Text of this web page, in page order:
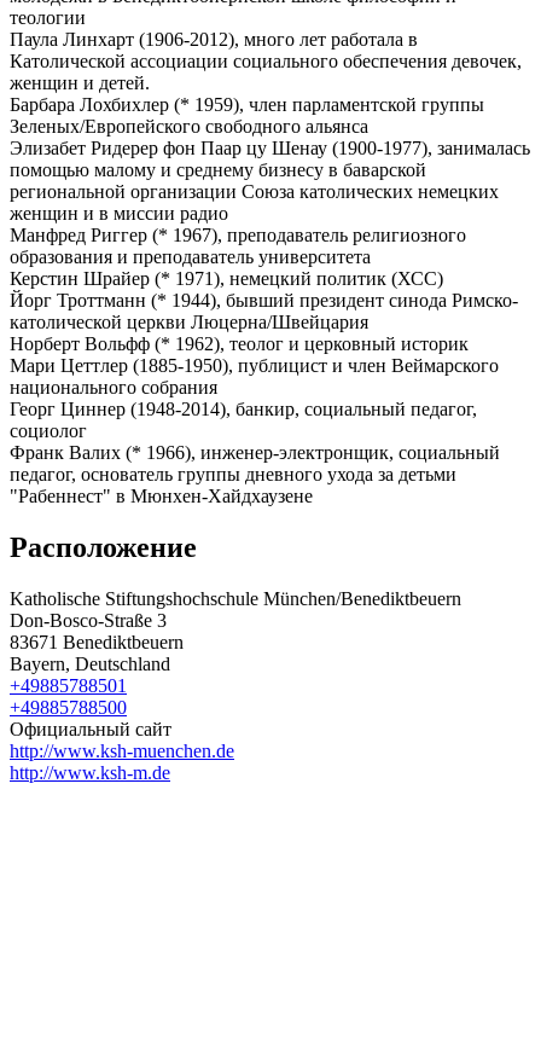
теологии
Паула Линхарт (1906-2012), много лет работала в
Католической ассоциации социального обеспечения девочек,
женщин и детей.
Барбара Лохбихлер (* 1959), член парламентской группы
Зеленых/Европейского свободного альянса
Элизабет Ридерер фон Паар цу Шенау (1900-1977), занималась
помощью малому и среднему бизнесу в баварской
региональной организации Союза католических немецких
женщин и в миссии радио
Манфред Риггер (* 1967), преподаватель религиозного
образования и преподаватель университета
Керстин Шрайер (* 1971), немецкий политик (ХСС)
Йорг Троттманн (* 1944), бывший президент синода Римско-
католической церкви Люцерна/Швейцария
Норберт Вольфф (* 1962), теолог и церковный историк
Мари Цеттлер (1885-1950), публицист и член Веймарского
национального собрания
Георг Циннер (1948-2014), банкир, социальный педагог,
социолог
Франк Валих (* 1966), инженер-электронщик, социальный
педагог, основатель группы дневного ухода за детьми
"Рабеннест" в Мюнхен-Хайдхаузене
Расположение
Katholische Stiftungshochschule München/Benediktbeuern
Don-Bosco-Straße 3
83671 Benediktbeuern
Bayern, Deutschland
+49885788501
+49885788500
Официальный сайт
http://www.ksh-muenchen.de
http://www.ksh-m.de